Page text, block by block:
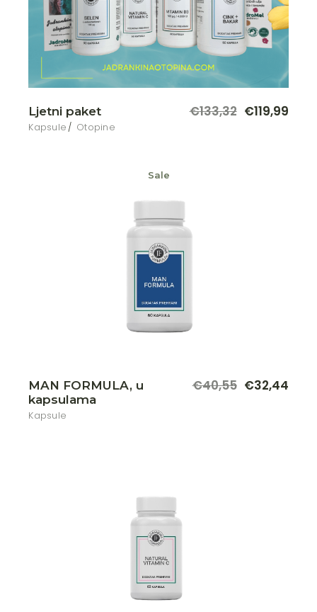
Ljetni paket
Kapsule Otopine
€133,32 €119,99
Sale
MAN FORMULA, u
kapsulama
Kapsule
€40,55 €32,44